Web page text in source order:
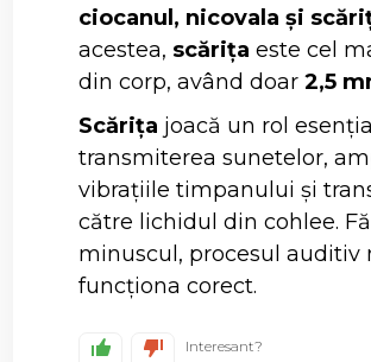
ciocanul, nicovala și
acestea, scărița este cel
din corp, având doar2,5
Scărița joacă un rol
transmiterea sunetelor,
vibrațiile timpanului și
către lichidul din cohlee.
minuscul, procesul auditiv
funcționa corect.
Interesant?